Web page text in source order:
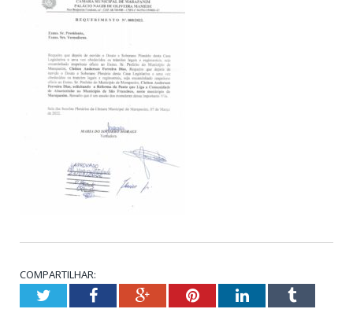
COMPARTILHAR:
TwitterFacebookGoogle+PinterestLinkedInTumblr